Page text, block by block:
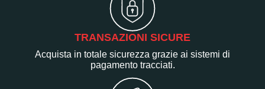
TRANSAZIONI SICURE
Acquista in totale sicurezza grazie ai sistemi di
pagamento tracciati.